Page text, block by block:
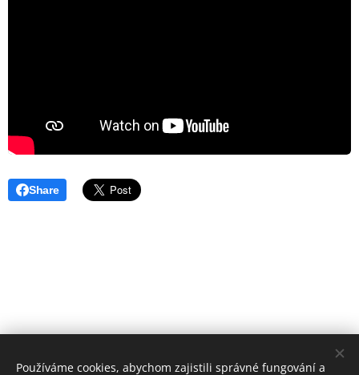
Share
Používáme cookies, abychom zajistili správné fungování a